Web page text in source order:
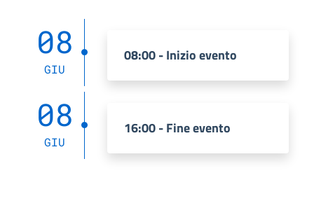
08
GIU
08:00 - Inizio evento
08
GIU
16:00 - Fine evento